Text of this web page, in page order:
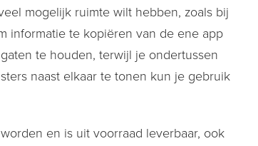
mogelijk ruimte wilt hebben, zoals bij
informatie te kopiëren van de ene app
te houden, terwijl je ondertussen
naast elkaar te tonen kun je gebruik
en is uit voorraad leverbaar, ook